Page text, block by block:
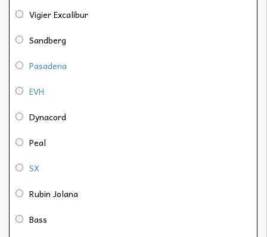
Vigier Excalibur
Sandberg
Pasadena
EVH
Dynacord
Peal
SX
Rubin Jolana
Bass